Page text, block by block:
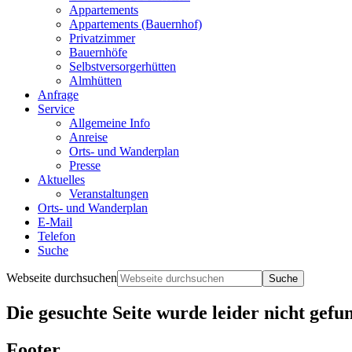
Appartements
Appartements (Bauernhof)
Privatzimmer
Bauernhöfe
Selbstversorgerhütten
Almhütten
Anfrage
Service
Allgemeine Info
Anreise
Orts- und Wanderplan
Presse
Aktuelles
Veranstaltungen
Orts- und Wanderplan
E-Mail
Telefon
Suche
Webseite durchsuchen
Die gesuchte Seite wurde leider nicht